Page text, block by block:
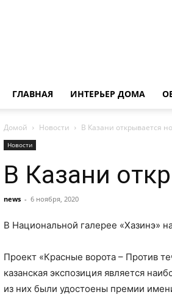
ГЛАВНАЯ ИНТЕРЬЕР ДОМА
Домой Новости В Казани открывается
Новости
В Казани
news - 6 ноября, 2020
В Национальной галерее «Хазинэ»
Проект «Красные ворота – Против
казанская экспозиция является
из них были удостоены премии